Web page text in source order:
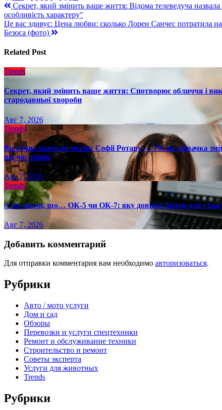
Навигация
по
записям
Секрет, який змінить ваше життя: Відома телеведуча
особливість характеру"
Це вас здивує: Цена любви: сколько Лорен Санчес потратила
Безоса (фото)
Related Post
Trends
Секрет, який змінить ваше життя: Спотворює обличчя і
стародавньої хвороби
Авг 7, 2026
Trends
Ви точно цього не знали: Софії Ротару — 79: як співачка
під час війни
Авг 7, 2026
Trends
А ви знали, що… ОК-5 чи ОК-7: яку довідку брати для
Авг 7, 2026
Добавить комментарий
Для отправки комментария вам необходимо авторизоваться.
Рубрики
Авто / мото услуги
Дом и сад
Обзоры
Перевозки и услуги спецтехники
Ремонт и обслуживание техники
Строительство и ремонт
Советы эксперта
Услуги для животных
Trends
Рубрики